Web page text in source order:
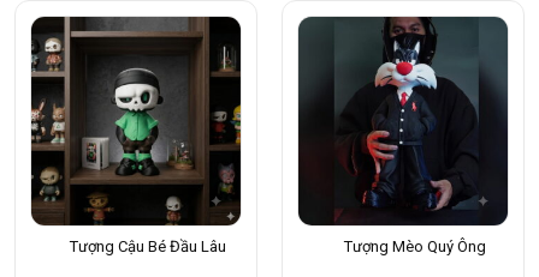
Tượng Cậu Bé Đầu Lâu Tượng Mèo Quý Ông